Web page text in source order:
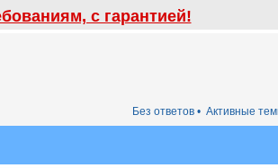
с гарантией!
Активные
Без ответов •